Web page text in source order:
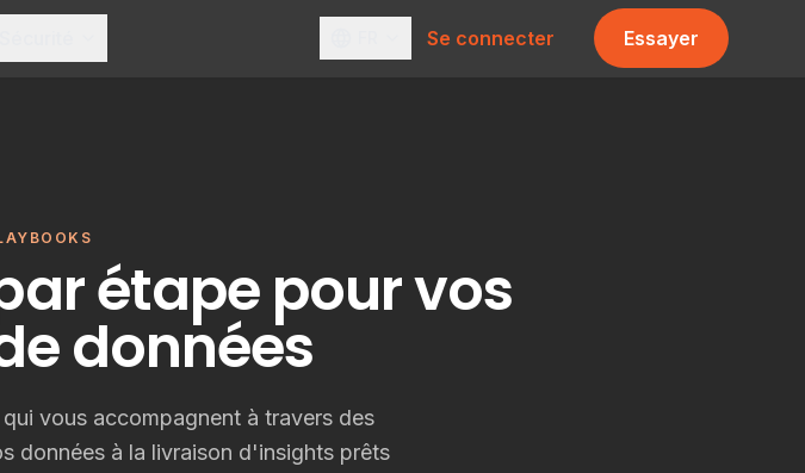
Se connecter Essayer
étape pour vos
données
vous accompagnent à travers des
données à la livraison d'insights prêts